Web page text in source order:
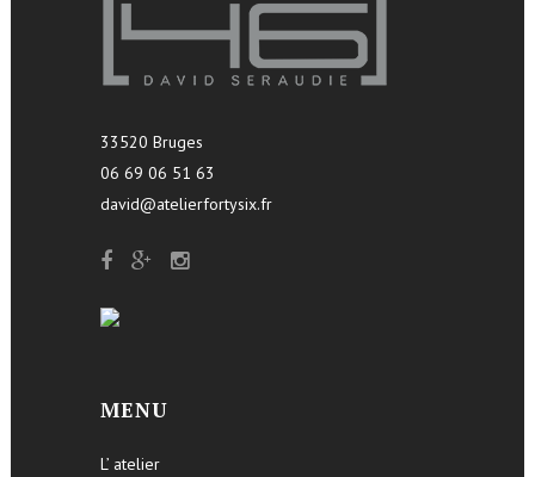
33520 Bruges
06 69 06 51 63
david@atelierfortysix.fr
MENU
L’ atelier